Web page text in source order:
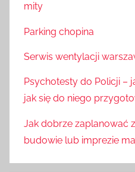
mity
Parking chopina
Serwis wentylacji
Psychotesty do Policji –
jak się do niego
Jak dobrze zaplanować
budowie lub imprezie